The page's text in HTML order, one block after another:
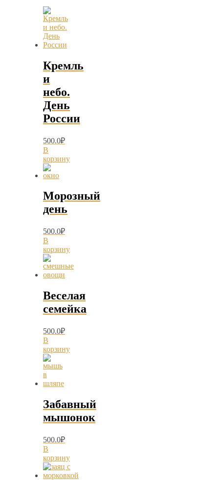
Кремль
и
небо.
День
России
500.0₽
В
корзину
Морозный
день
500.0₽
В
корзину
Веселая
семейка
500.0₽
В
корзину
Забавный
мышонок
500.0₽
В
корзину